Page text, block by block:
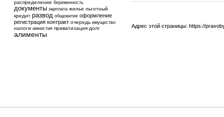
распределение беременность
документы зарплата жилье льготный
кредит развод общежитие оформление
регистрация контракт очередь имущество
налоги амнистия приватизация долг
алименты
Адрес этой страницы: https://